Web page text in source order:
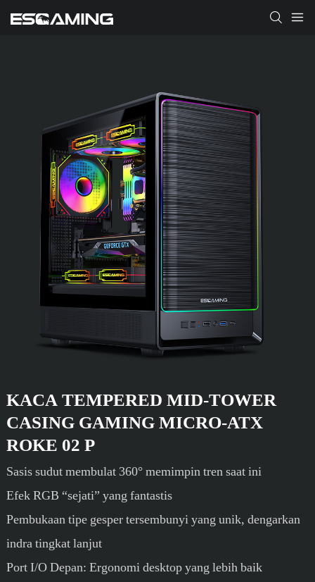
KACA TEMPERED MID-TOWER
CASING GAMING MICRO-ATX
ROKE 02 P
Sasis sudut membulat 360° memimpin tren saat ini
Efek RGB “sejati” yang fantastis
Pembukaan tipe gesper tersembunyi yang unik, dengarkan
indra tingkat lanjut
Port I/O Depan: Ergonomi desktop yang lebih baik